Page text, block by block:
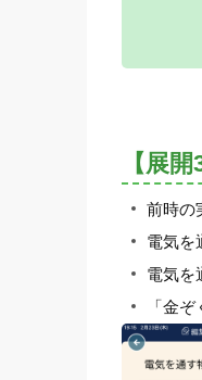
【展
前時の
電気を
電気を
「金